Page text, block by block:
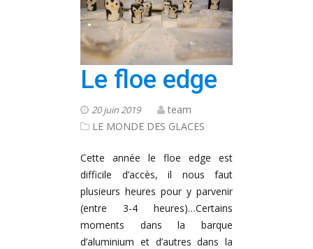
Le floe edge
20 juin 2019
team
LE MONDE DES GLACES
Cette année le floe edge est
difficile d’accès, il nous faut
plusieurs heures pour y parvenir
(entre 3-4 heures)…Certains
moments dans la barque
d’aluminium et d’autres dans la